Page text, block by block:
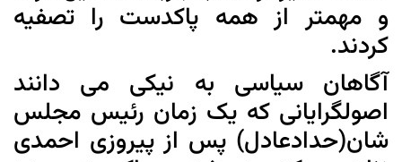
و مهمتر از همه پاکدست را تصفیه
کردند.
آگاهان سیاسی به نیکی می دانند
اصولگرایانی که یک زمان رئیس مجلس
شان(حدادعادل) پس از پیروزی احمدی